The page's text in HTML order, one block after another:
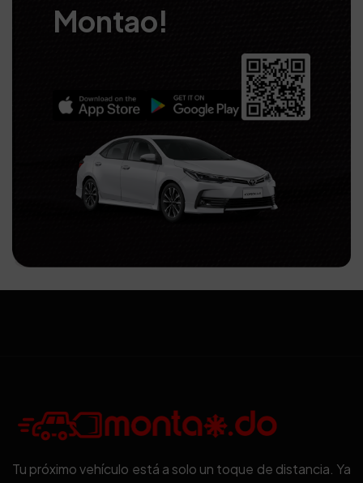
Montao!
Tu próximo vehículo está a solo un toque de distancia. Ya